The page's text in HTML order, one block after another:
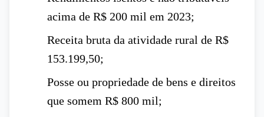
acima de R$ 200 mil em 2023;
Receita bruta da atividade rural de R$
153.199,50;
Posse ou propriedade de bens e direitos
que somem R$ 800 mil;